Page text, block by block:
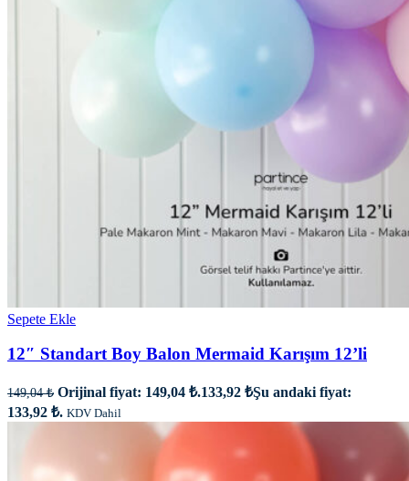
Sepete Ekle
12″ Standart Boy Balon Mermaid Karışım 12’li
149,04₺ Orijinal fiyat: 149,04 ₺.133,92 ₺Şu andaki fiyat:
133,92 ₺. KDV Dahil